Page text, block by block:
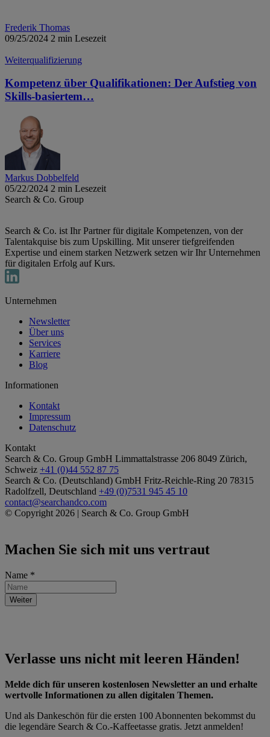
Frederik Thomas
09/25/2024 2 min Lesezeit
Weiterqualifizierung
Kompetenz über Qualifikationen: Der Aufstieg von
Skills-basiertem…
Markus Dobbelfeld
05/22/2024 2 min Lesezeit
Search & Co. Group
Search & Co. ist Ihr Partner für digitale Kompetenzen, von der
Talentakquise bis zum Upskilling. Mit unserer tiefgreifenden
Expertise und einem starken Netzwerk setzen wir Ihr Unternehmen
für digitalen Erfolg auf Kurs.
Unternehmen
Newsletter
Über uns
Services
Karriere
Blog
Informationen
Kontakt
Impressum
Datenschutz
Kontakt
Search & Co. Group GmbH Limmattalstrasse 206 8049 Zürich,
Schweiz +41 (0)44 552 87 75
Search & Co. (Deutschland) GmbH Fritz-Reichle-Ring 20 78315
Radolfzell, Deutschland +49 (0)7531 945 45 10
contact@searchandco.com
© Copyright 2026 | Search & Co. Group GmbH
Machen Sie sich mit uns vertraut
Name *
Weiter
Verlasse uns nicht mit leeren Händen!
Melde dich für unseren kostenlosen Newsletter an und erhalte
wertvolle Informationen zu allen digitalen Themen.
Und als Dankeschön für die ersten 100 Abonnenten bekommst du
die legendäre Search & Co.-Kaffeetasse gratis. Jetzt anmelden!